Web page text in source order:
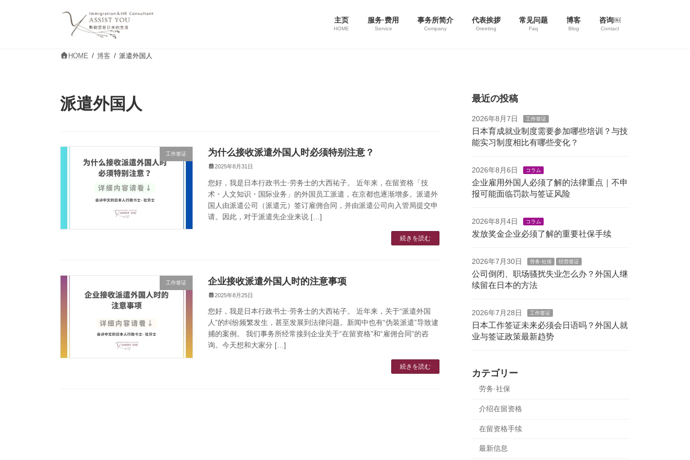
主页
HOME
服务·费用
Service
事务所简介
Company
代表挨拶
Greeting
常见问题
Faq
博客
Blog
咨询￼
Contact
HOME 博客 派遣外国人
派遣外国人
工作签证 为什么接收派遣外国人时必须特别注意？
2025年8月31日
您好，我是日本行政书士·劳务士的大西祐子。 近年来，在留资格「技
术・人文知识・国际业务」的外国员工派遣，在京都也逐渐增多。派遣外
国人由派遣公司（派遣元）签订雇佣合同，并由派遣公司向入管局提交申
请。因此，对于派遣先企业来说 […]
続きを読む
工作签证 企业接收派遣外国人时的注意事项
2025年8月25日
您好，我是日本行政书士·劳务士的大西祐子。 近年来，关于“派遣外国
人”的纠纷频繁发生，甚至发展到法律问题。新闻中也有“伪装派遣”导致逮
捕的案例。 我们事务所经常接到企业关于“在留资格”和“雇佣合同”的咨
询。今天想和大家分 […]
続きを読む
最近の投稿
2026年8月7日 工作签证
日本育成就业制度需要参加哪些培训？与技
能实习制度相比有哪些变化？
2026年8月6日 コラム
企业雇用外国人必须了解的法律重点｜不申
报可能面临罚款与签证风险
2026年8月4日 コラム
发放奖金企业必须了解的重要社保手续
2026年7月30日 劳务·社保 经营签证
公司倒闭、职场骚扰失业怎么办？外国人继
续留在日本的方法
2026年7月28日 工作签证
日本工作签证未来必须会日语吗？外国人就
业与签证政策最新趋势
カテゴリー
劳务·社保
介绍在留资格
在留资格手续
最新信息